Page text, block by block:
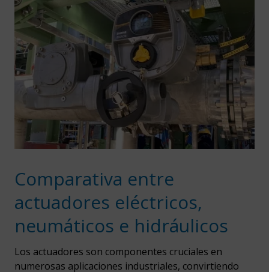
Comparativa entre
actuadores eléctricos,
neumáticos e hidráulicos
Los actuadores son componentes cruciales en
numerosas aplicaciones industriales, convirtiendo